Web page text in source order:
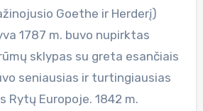
Goethe ir Herderį)
1787 m. buvo nupirktas
sklypas su greta esančiais
seniausias ir turtingiausias
Rytų Europoje. 1842 m.